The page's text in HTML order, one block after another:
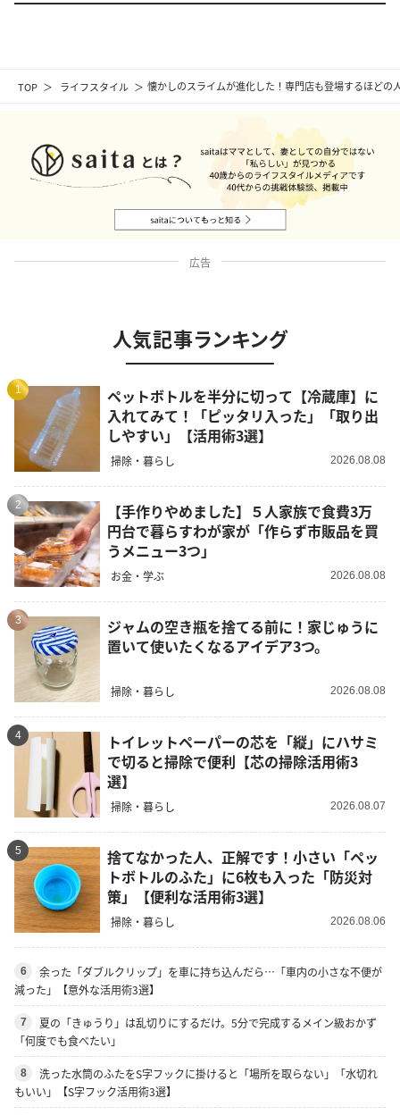
TOP ライフスタイル 懐かしのスライムが進化した！専門店も登場するほどの
広告
人気記事ランキング
1
ペットボトルを半分に切って【冷蔵庫】に
入れてみて！「ピッタリ入った」「取り出
しやすい」【活用術3選】
掃除・暮らし 2026.08.08
2
【手作りやめました】５人家族で食費3万
円台で暮らすわが家が「作らず市販品を買
うメニュー3つ」
お金・学ぶ 2026.08.08
3
ジャムの空き瓶を捨てる前に！家じゅうに
置いて使いたくなるアイデア3つ。
掃除・暮らし 2026.08.08
4
トイレットペーパーの芯を「縦」にハサミ
で切ると掃除で便利【芯の掃除活用術3
選】
掃除・暮らし 2026.08.07
5
捨てなかった人、正解です！小さい「ペッ
トボトルのふた」に6枚も入った「防災対
策」【便利な活用術3選】
掃除・暮らし 2026.08.06
6
余った「ダブルクリップ」を車に持ち込んだら…「車内の小さな不便が
減った」【意外な活用術3選】
7
夏の「きゅうり」は乱切りにするだけ。5分で完成するメイン級おかず
「何度でも食べたい」
8
洗った水筒のふたをS字フックに掛けると「場所を取らない」「水切れ
もいい」【S字フック活用術3選】